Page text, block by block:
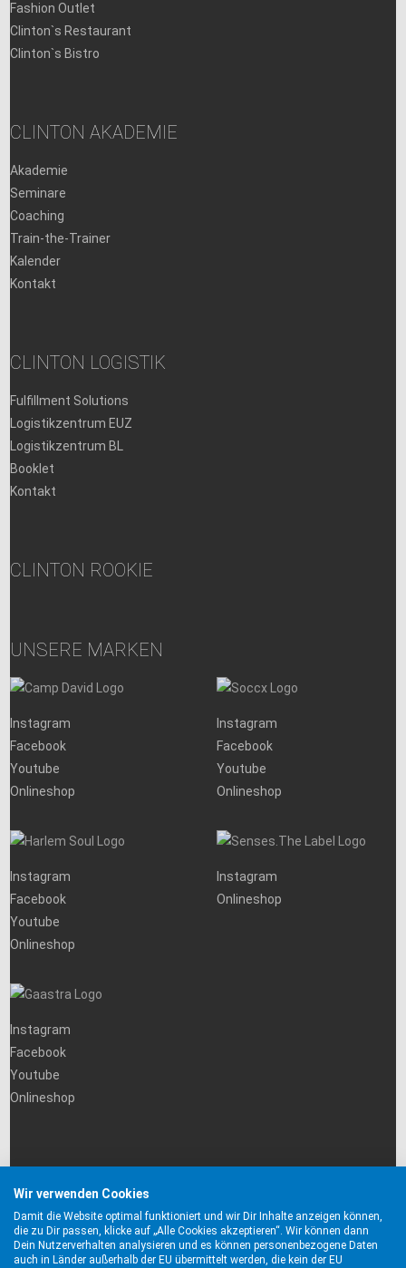
Fashion Outlet
Clinton`s Restaurant
Clinton`s Bistro
CLINTON AKADEMIE
Akademie
Seminare
Coaching
Train-the-Trainer
Kalender
Kontakt
CLINTON LOGISTIK
Fulfillment Solutions
Logistikzentrum EUZ
Logistikzentrum BL
Booklet
Kontakt
CLINTON ROOKIE
UNSERE MARKEN
Instagram
Facebook
Youtube
Onlineshop
Instagram
Facebook
Youtube
Onlineshop
Instagram
Facebook
Youtube
Onlineshop
Instagram
Onlineshop
Instagram
Facebook
Youtube
Onlineshop
Wir verwenden Cookies
Damit die Website optimal funktioniert und wir Dir Inhalte anzeigen können,
die zu Dir passen, klicke auf „Alle Cookies akzeptieren“. Wir können dann
Dein Nutzerverhalten analysieren und es können personenbezogene Daten
auch in Länder außerhalb der EU übermittelt werden, die kein der EU